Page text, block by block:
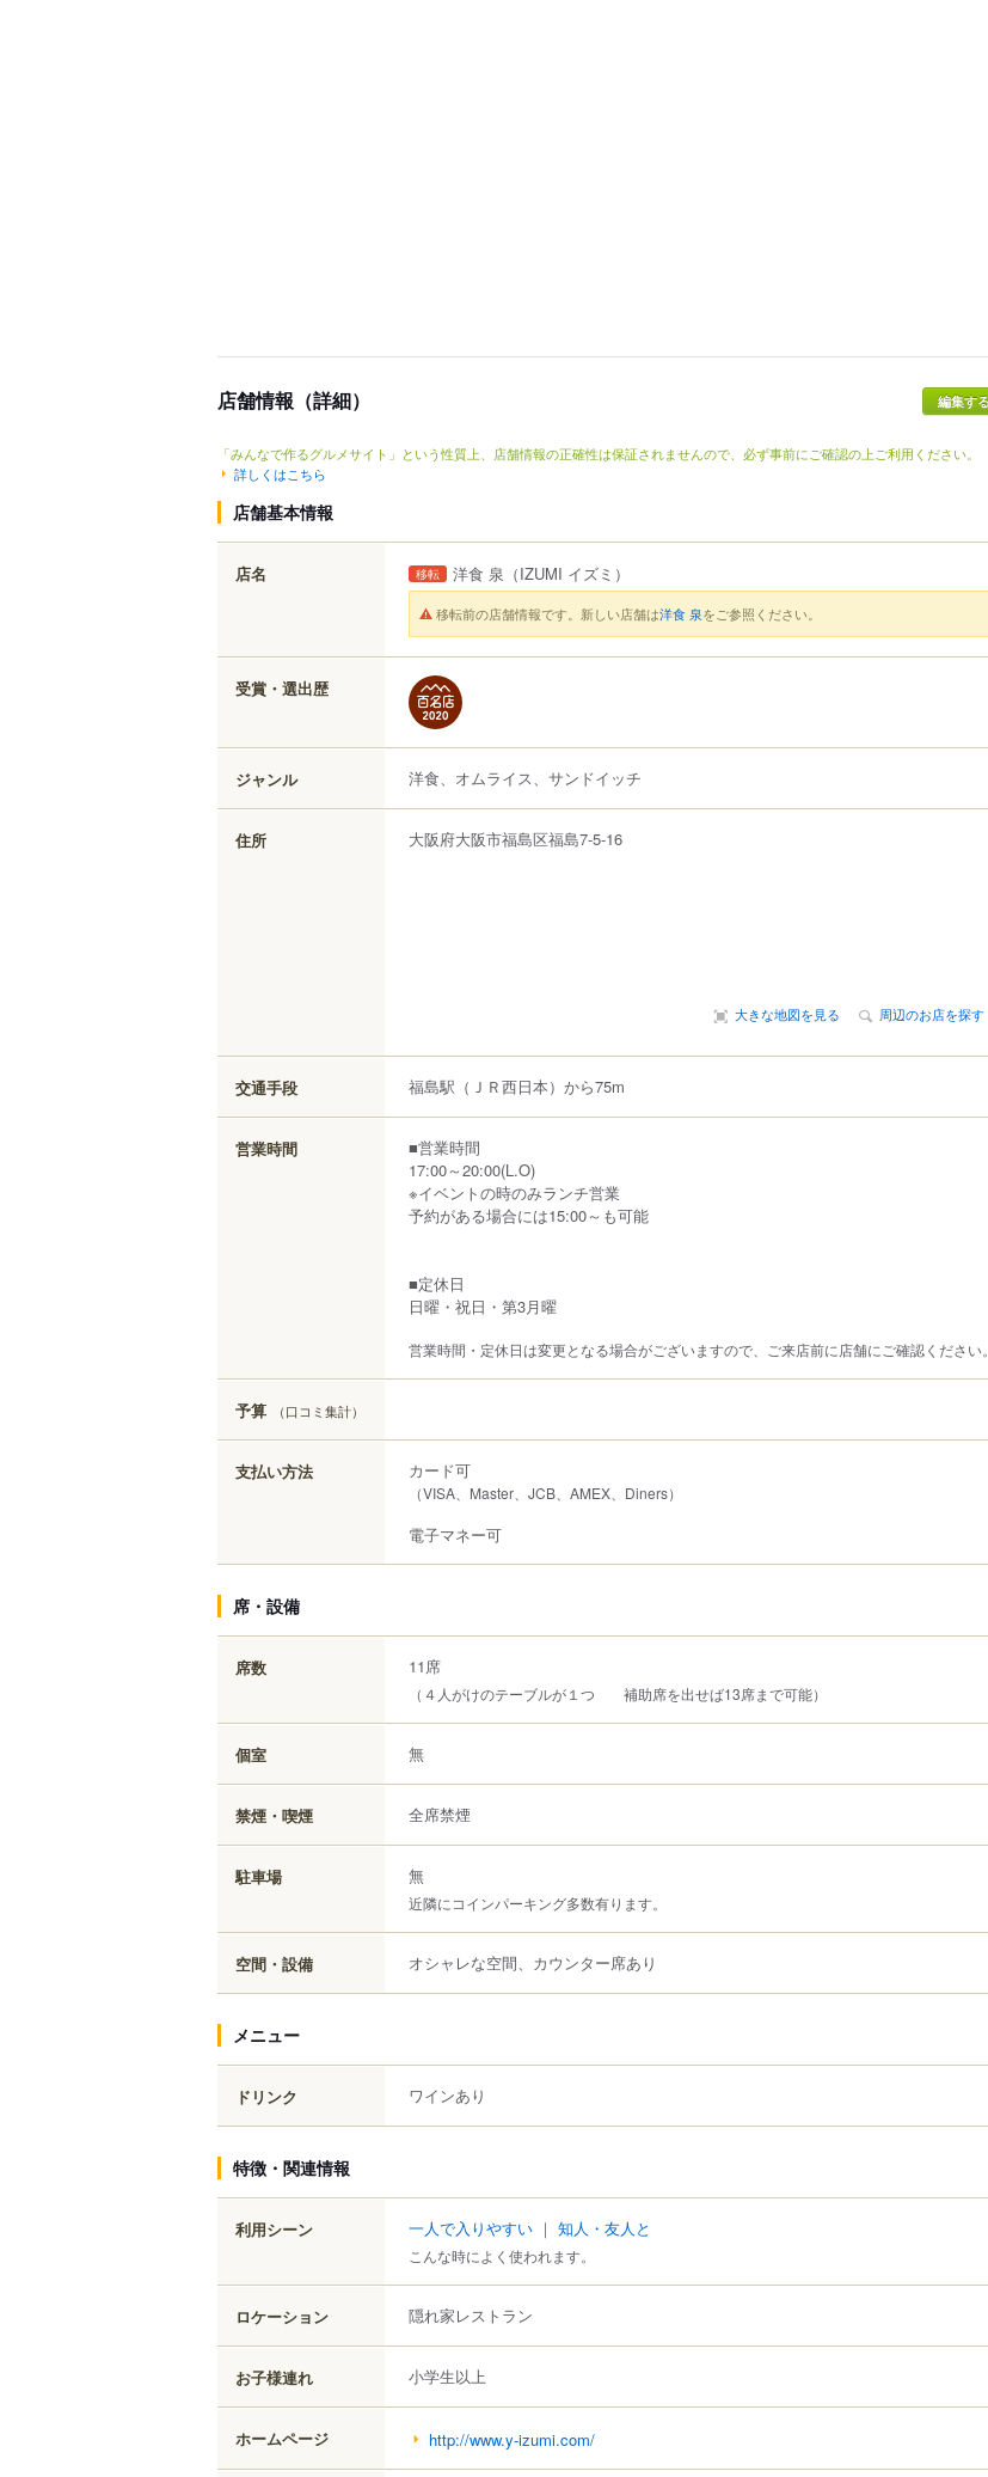
店舗情報（詳細）
「みんなで作るグルメサイト」という性質上、店舗情報の正確性は保証されませんので、必ず事前にご確認の上ご利用ください。
詳しくはこちら
店舗基本情報
店名 移転 洋食 泉 （IZUMI イズミ）
移転前の店舗情報です。新しい店舗は洋食 泉をご参照ください。
受賞・選出歴
ジャンル 洋食、オムライス、サンドイッチ
住所 大阪府大阪市福島区福島7-5-16
大きな地図を見る 周辺のお店を探す
交通手段 福島駅（ＪＲ西日本）から75m
営業時間
■営業時間
17:00～20:00(L.O)
※イベントの時のみランチ営業
予約がある場合には15:00～も可能
■定休日
日曜・祝日・第3月曜
営業時間・定休日は変更となる場合がございますので、ご来店前に店舗にご確認ください。
予算 （口コミ集計）
支払い方法 カード可
（VISA、Master、JCB、AMEX、Diners）
電子マネー可
席・設備
席数 11席
（４人がけのテーブルが１つ 補助席を出せば13席まで可能）
個室 無
禁煙・喫煙 全席禁煙
駐車場 無
近隣にコインパーキング多数有ります。
空間・設備 オシャレな空間、カウンター席あり
メニュー
ドリンク ワインあり
特徴・関連情報
利用シーン 一人で入りやすい ｜ 知人・友人と
こんな時によく使われます。
ロケーション 隠れ家レストラン
お子様連れ 小学生以上
ホームページ http://www.y-izumi.com/